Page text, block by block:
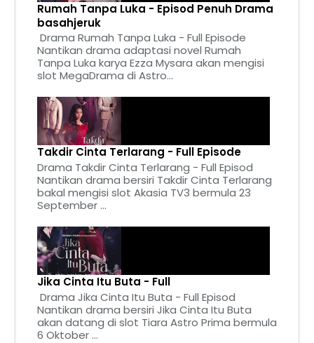
Rumah Tanpa Luka - Episod Penuh Drama
basahjeruk
Drama Rumah Tanpa Luka - Full Episode
Nantikan drama adaptasi novel Rumah
Tanpa Luka karya Ezza Mysara akan mengisi
slot MegaDrama di Astro...
Takdir Cinta Terlarang - Full Episode
Drama Takdir Cinta Terlarang - Full Episod
Nantikan drama bersiri Takdir Cinta Terlarang
bakal mengisi slot Akasia TV3 bermula 23
September ...
Jika Cinta Itu Buta - Full
Drama Jika Cinta Itu Buta - Full Episod
Nantikan drama bersiri Jika Cinta Itu Buta
akan datang di slot Tiara Astro Prima bermula
6 Oktober ...